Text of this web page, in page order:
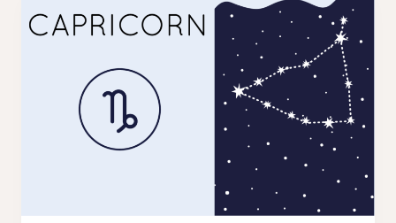
SOBRE
SAGITARIO